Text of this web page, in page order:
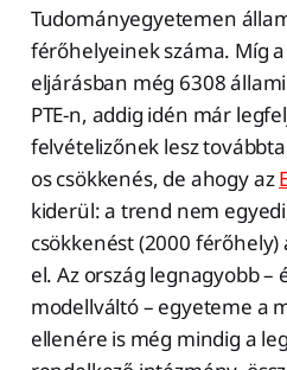
Tudományegyetemen
férőhelyeinek száma. Míg
eljárásban még 6308
PTE-n, addig idén már
felvételizőnek lesz
os csökkenés, de ahogy az
kiderül: a trend nem
csökkenést (2000 férőhely)
el. Az ország legnagyobb –
modellváltó – egyeteme a
ellenére is még mindig a